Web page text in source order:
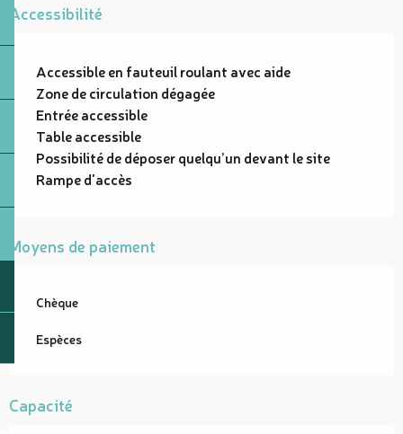
Accessibilité
Accessible en fauteuil roulant avec aide
Zone de circulation dégagée
Entrée accessible
Table accessible
Possibilité de déposer quelqu’un devant le site
Rampe d'accès
Moyens de paiement
Chèque
Espèces
Capacité